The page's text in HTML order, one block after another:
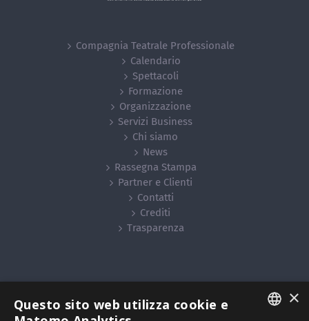
Compagnia Teatrale Professionale
Calendario
Spettacoli
Formazione
Organizzazione
Servizi Business
Chi siamo
News
Rassegna Stampa
Partner e Clienti
Contatti
Crediti
Trasparenza
© Copyright 2026 | Zelda S.r.l. – impresa sociale - Tutti i diritti
×
Questo sito web utilizza cookie e